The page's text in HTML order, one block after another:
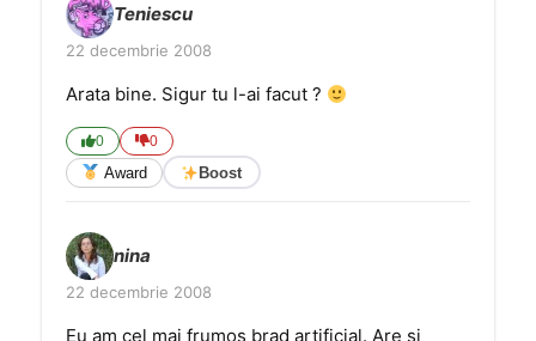
Teniescu
22 decembrie 2008
Arata bine. Sigur tu l-ai facut ?
0 0
Award Boost
nina
22 decembrie 2008
Eu am cel mai frumos brad artificial. Are si